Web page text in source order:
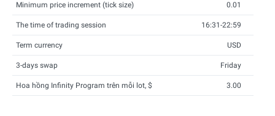
Minimum price increment (tick size) 0.01
The time of trading session 16:31-22:59
Term currency USD
3-days swap Friday
Hoa hồng Infinity Program trên mỗi lot, $ 3.00